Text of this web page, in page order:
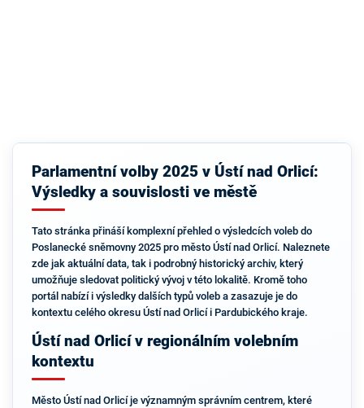
Parlamentní volby 2025 v Ústí nad Orlicí:
Výsledky a souvislosti ve městě
Tato stránka přináší komplexní přehled o výsledcích voleb do
Poslanecké sněmovny 2025 pro město Ústí nad Orlicí. Naleznete
zde jak aktuální data, tak i podrobný historický archiv, který
umožňuje sledovat politický vývoj v této lokalitě. Kromě toho
portál nabízí i výsledky dalších typů voleb a zasazuje je do
kontextu celého okresu Ústí nad Orlicí i Pardubického kraje.
Ústí nad Orlicí v regionálním volebním
kontextu
Město Ústí nad Orlicí je významným správním centrem, které